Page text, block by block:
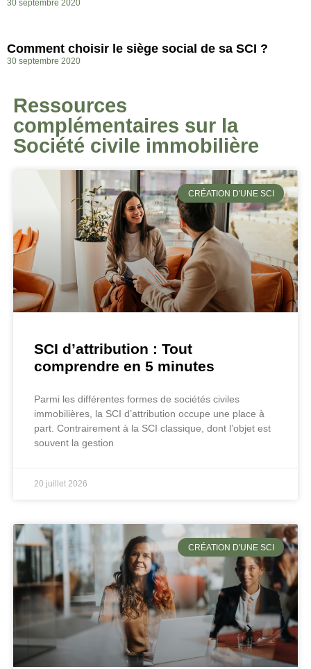
30 septembre 2020
Comment choisir le siège social de sa SCI ?
30 septembre 2020
Ressources
complémentaires sur la
Société civile immobilière
CRÉATION D'UNE SCI
SCI d’attribution : Tout
comprendre en 5 minutes
Parmi les différentes formes de sociétés civiles
immobilières, la SCI d’attribution occupe une place à
part. Contrairement à la SCI classique, dont l’objet est
souvent la gestion
20 juillet 2026
CRÉATION D'UNE SCI